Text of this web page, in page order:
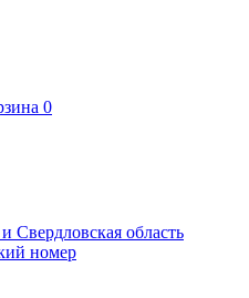
0
Свердловская область
номер